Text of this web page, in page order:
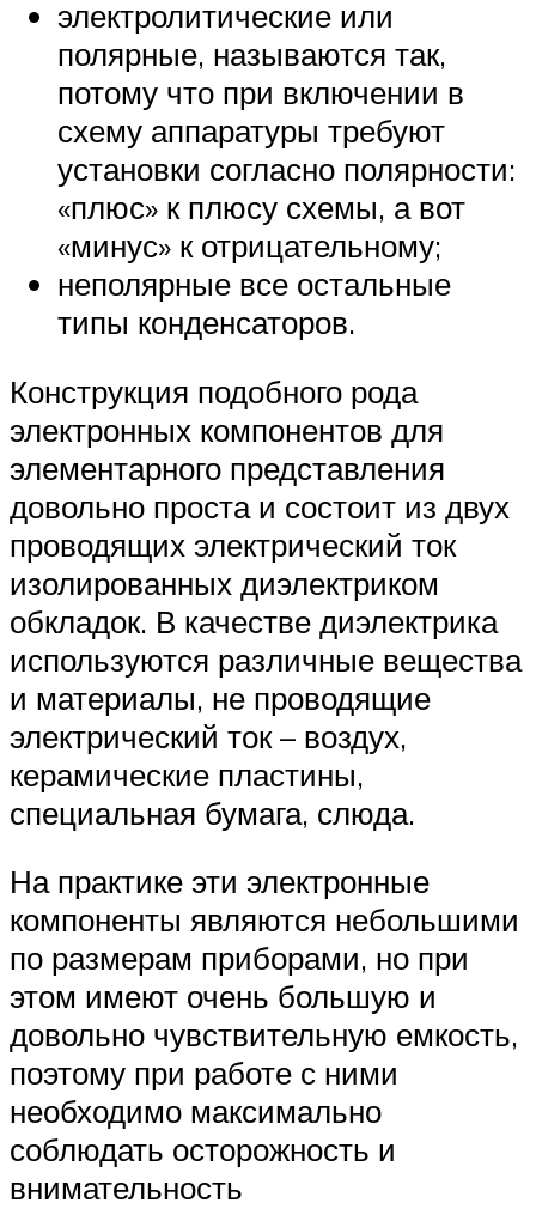
электролитические или
полярные, называются так,
потому что при включении в
схему аппаратуры требуют
установки согласно полярности:
«плюс» к плюсу схемы, а вот
«минус» к отрицательному;
неполярные все остальные
типы конденсаторов.
Конструкция подобного рода
электронных компонентов для
элементарного представления
довольно проста и состоит из двух
проводящих электрический ток
изолированных диэлектриком
обкладок. В качестве диэлектрика
используются различные вещества
и материалы, не проводящие
электрический ток – воздух,
керамические пластины,
специальная бумага, слюда.
На практике эти электронные
компоненты являются небольшими
по размерам приборами, но при
этом имеют очень большую и
довольно чувствительную емкость,
поэтому при работе с ними
необходимо максимально
соблюдать осторожность и
внимательность